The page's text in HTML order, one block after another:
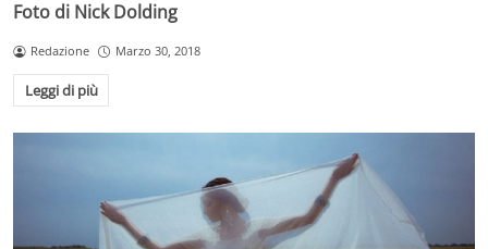
Foto di Nick Dolding
Redazione Marzo 30, 2018
Leggi di più